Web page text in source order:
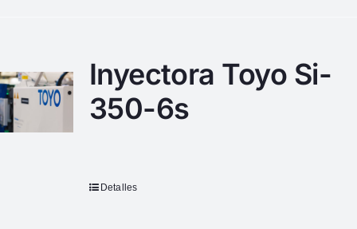
Inyectora Toyo Si-
350-6s
Detalles